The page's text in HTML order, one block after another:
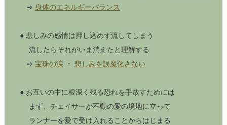
➺ 身体のエネルギーバランス
● 悲しみの感情は押し込めず流してしまう
流したらそれがいま消えたと理解する
➺ 宝珠の涙 ・ 悲しみを誤魔化さない
● お互いの中に根深く残る恐れを手放すためには
まず、チェイサーが不動の愛の境地に立って
ランナーを愛で受け入れることからはじまる